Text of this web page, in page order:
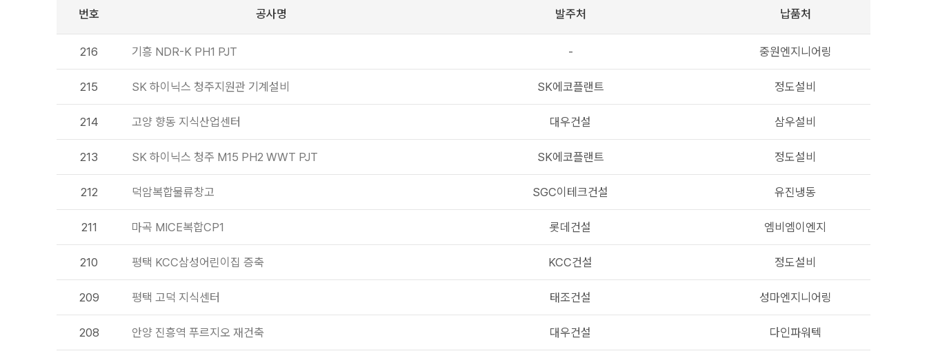
번호 공사명 발주처 납품처
216 기흥 NDR-K PH1 PJT - 중원엔지니어링
215 SK 하이닉스 청주지원관 기계설비 SK에코플랜트 정도설비
214 고양 향동 지식산업센터 대우건설 삼우설비
213 SK 하이닉스 청주 M15 PH2 WWT PJT SK에코플랜트 정도설비
212 덕암복합물류창고 SGC이테크건설 유진냉동
211 마곡 MICE복합CP1 롯데건설 엠비엠이엔지
210 평택 KCC삼성어린이집 증축 KCC건설 정도설비
209 평택 고덕 지식센터 태조건설 성마엔지니어링
208 안양 진흥역 푸르지오 재건축 대우건설 다인파워텍